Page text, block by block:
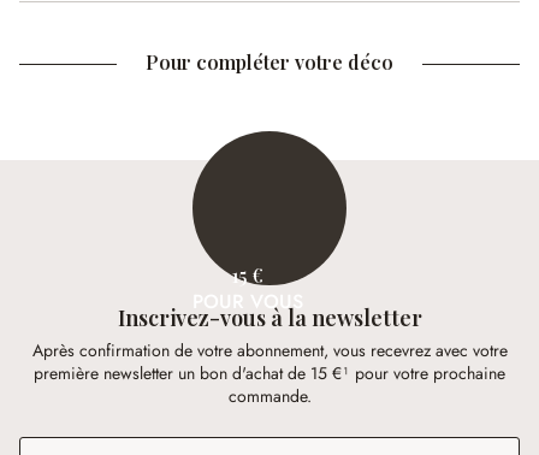
Pour compléter votre déco
15 €
POUR VOUS
Inscrivez-vous à la newsletter
Après confirmation de votre abonnement, vous recevrez avec votre
première newsletter un bon d'achat de 15 €¹ pour votre prochaine
commande.
Adresse e-mail